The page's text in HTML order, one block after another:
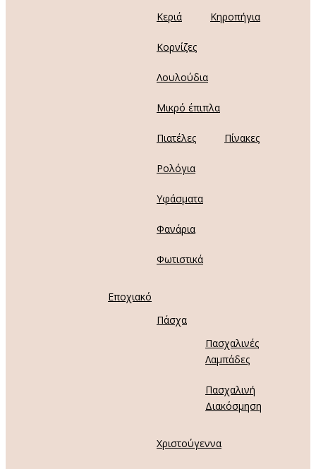
Κεριά Κηροπήγια
Κορνίζες
Λουλούδια
Μικρό έπιπλα
Πιατέλες Πίνακες
Ρολόγια
Υφάσματα
Φανάρια
Φωτιστικά
Εποχιακό
Πάσχα
Πασχαλινές
Λαμπάδες
Πασχαλινή
Διακόσμηση
Χριστούγεννα